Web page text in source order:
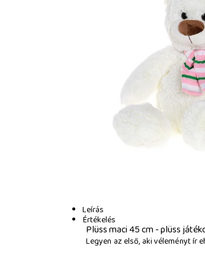
Leírás
Értékelés
Plüss maci 45 cm - plüss
Legyen az első, aki véleményt ír